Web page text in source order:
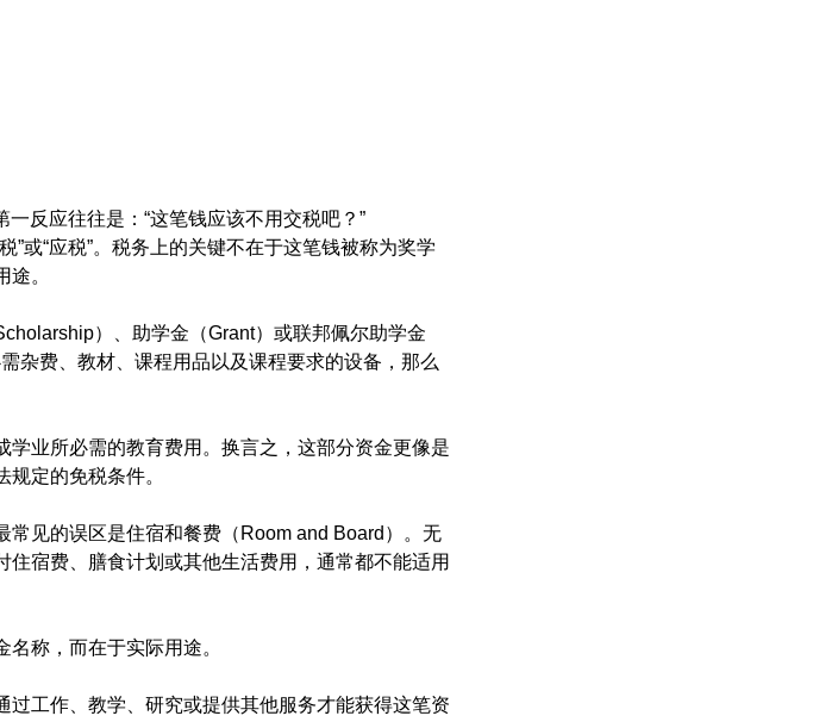
反应往往是：“这笔钱应该不用交税吧？”
或“应税”。税务上的关键不在于这笔钱被称为奖学
。
）、助学金（Grant）或联邦佩尔助学金
杂费、教材、课程用品以及课程要求的设备，那么
业所必需的教育费用。换言之，这部分资金更像是
定的免税条件。
见的误区是住宿和餐费（Room and Board）。无
宿费、膳食计划或其他生活费用，通常都不能适用
称，而在于实际用途。
工作、教学、研究或提供其他服务才能获得这笔资